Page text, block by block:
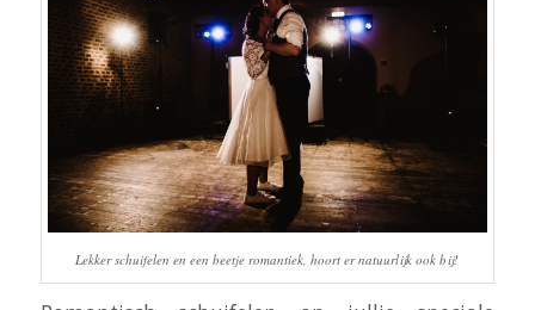
Lekker schuifelen en een beetje romantiek, hoort er natuurlijk ook bij!